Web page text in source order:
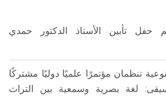
حفل تأبين الأستاذ الدكتور حمدي
النوعية تنظمان مؤتمرًا علميًا دوليًا مشتركًا
لغة بصرية وسمعية بين التراث